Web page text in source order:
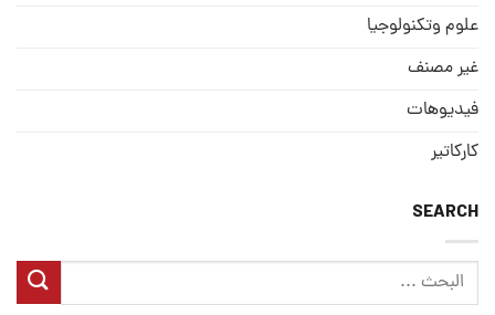
علوم وتكنولوجيا
غير مصنف
فيديوهات
كاركاتير
SEARCH